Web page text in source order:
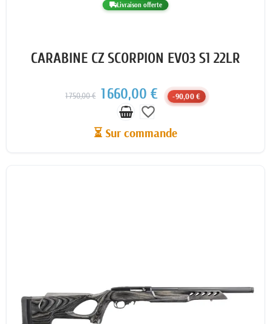
Livraison offerte
CARABINE CZ SCORPION EVO3 S1 22LR
1 750,00 € 1 660,00 € -90,00 €
favorite_border
⏳ Sur commande